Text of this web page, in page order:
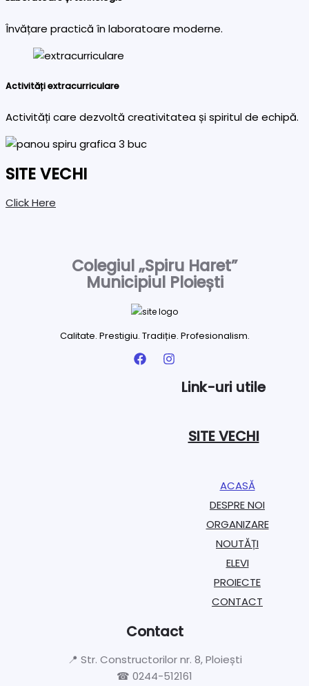
Învățare practică în laboratoare moderne.
Activități extracurriculare
Activități care dezvoltă creativitatea și spiritul de echipă.
SITE VECHI
Click Here
Colegiul „Spiru Haret”
Municipiul Ploiești
Calitate. Prestigiu. Tradiție. Profesionalism.
Link-uri utile
SITE VECHI
ACASĂ
DESPRE NOI
ORGANIZARE​
NOUTĂȚI
ELEVI
PROIECTE​
CONTACT
Contact
📍 Str. Constructorilor nr. 8, Ploiești
☎ 0244-512161